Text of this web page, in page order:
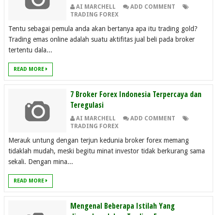
AI MARCHELL
ADD COMMENT
TRADING FOREX
Tentu sebagai pemula anda akan bertanya apa itu trading gold?
Trading emas online adalah suatu aktifitas jual beli pada broker
tertentu dala...
READ MORE
7 Broker Forex Indonesia Terpercaya dan
Teregulasi
AI MARCHELL
ADD COMMENT
TRADING FOREX
Merauk untung dengan terjun kedunia broker forex memang
tidaklah mudah, meski begitu minat investor tidak berkurang sama
sekali. Dengan mina...
READ MORE
Mengenal Beberapa Istilah Yang